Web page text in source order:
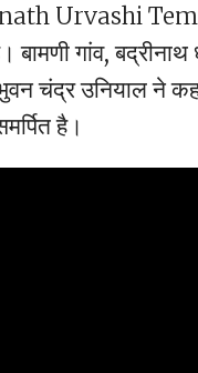
Urvashi
बामणी गांव,
भुवन चंद्र उनियाल ने
है।